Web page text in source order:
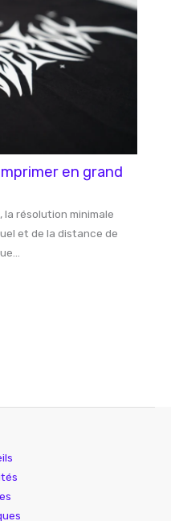
en grand
résolution minimale
et de la distance de